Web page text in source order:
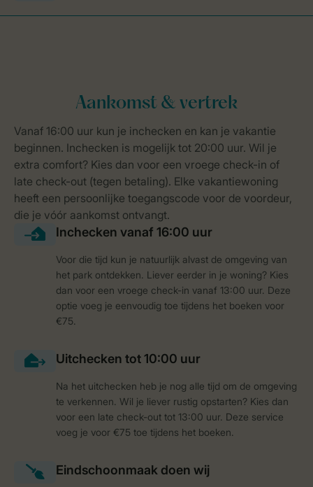
Voor die tijd kun je natuurlijk alvast de omgeving van
het park ontdekken. Liever eerder in je woning? Kies
dan voor een vroege check-in vanaf 13:00 uur. Deze
optie voeg je eenvoudig toe tijdens het boeken voor
€75.
Na het uitchecken heb je nog alle tijd om de omgeving
te verkennen. Wil je liever rustig opstarten? Kies dan
voor een late check-out tot 13:00 uur. Deze service
voeg je voor €75 toe tijdens het boeken.